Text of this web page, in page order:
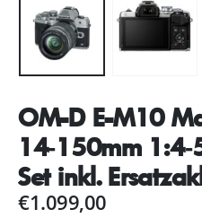
OM-D E-M10
14‑150mm
Set inkl.
€1.099,00